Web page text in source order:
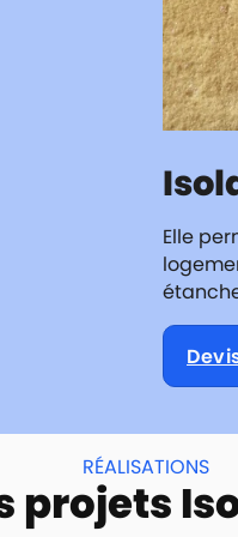
Elle
projets
RÉALISATIONS